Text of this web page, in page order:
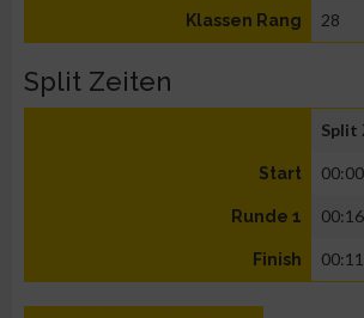
Klassen Rang 28
Split Zeiten
Split
Start
Runde 1
Finish